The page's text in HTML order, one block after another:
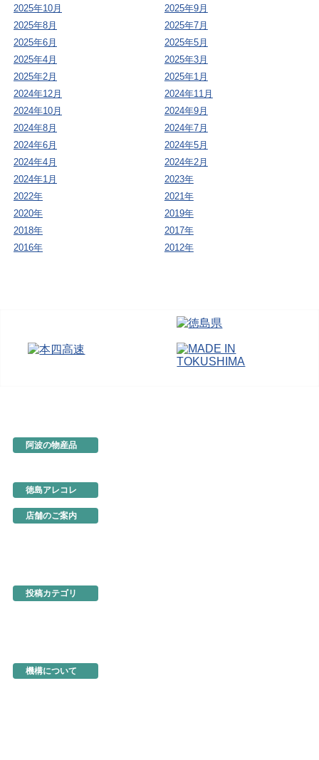
2025年10月
2025年9月
2025年8月
2025年7月
2025年6月
2025年5月
2025年4月
2025年3月
2025年2月
2025年1月
2024年12月
2024年11月
2024年10月
2024年9月
2024年8月
2024年7月
2024年6月
2024年5月
2024年4月
2024年2月
2024年1月
2023年
2022年
2021年
2020年
2019年
2018年
2017年
2016年
2012年
阿波の物産品
徳島アレコレ
店舗のご案内
投稿カテゴリ
機構について